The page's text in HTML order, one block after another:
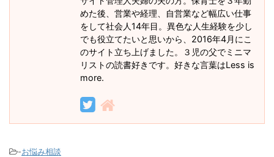
めた後、営業や経理、自営業など幅広い仕事
をして社会人14年目。異色な人生経験を少し
でも役立てたいと思いから、2016年4月にこ
のサイト立ち上げました。３児の父でミニマ
リストの読書好きです。好きな言葉はLess is
more.
-お悩み相談